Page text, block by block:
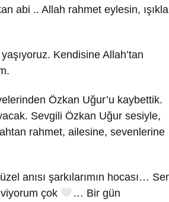
abi .. Allah rahmet eylesin,
Kendisine Allah’tan
Özkan Uğur’u kaybettik.
Sevgili Özkan Uğur sesiyle,
rahmet, ailesine, sevenlerine
anısı şarkılarımın hocası…
çok
… Bir gün